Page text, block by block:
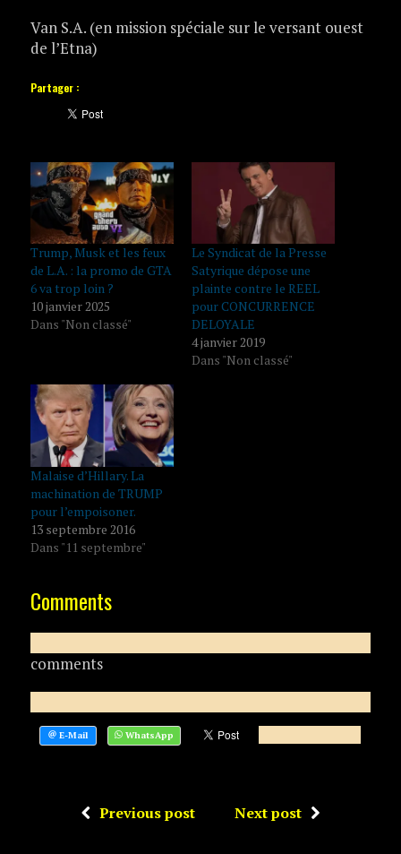
Van S.A. (en mission spéciale sur le versant ouest
de l’Etna)
Partager :
Trump, Musk et les feux
de L.A. : la promo de GTA
6 va trop loin ?
10 janvier 2025
Dans "Non classé"
Le Syndicat de la Presse
Satyrique dépose une
plainte contre le REEL
pour CONCURRENCE
DELOYALE
4 janvier 2019
Dans "Non classé"
Malaise d’Hillary. La
machination de TRUMP
pour l’empoisoner.
13 septembre 2016
Dans "11 septembre"
Comments
comments
Previous post Next post